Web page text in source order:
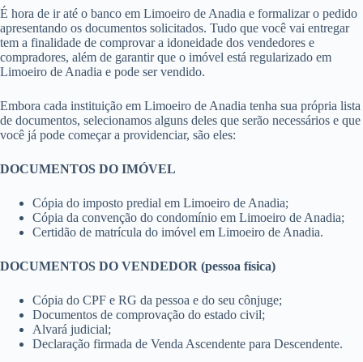
É hora de ir até o banco em Limoeiro de Anadia e formalizar o pedido
apresentando os documentos solicitados. Tudo que você vai entregar
tem a finalidade de comprovar a idoneidade dos vendedores e
compradores, além de garantir que o imóvel está regularizado em
Limoeiro de Anadia e pode ser vendido.
Embora cada instituição em Limoeiro de Anadia tenha sua própria lista
de documentos, selecionamos alguns deles que serão necessários e que
você já pode começar a providenciar, são eles:
DOCUMENTOS DO IMÓVEL
Cópia do imposto predial em Limoeiro de Anadia;
Cópia da convenção do condomínio em Limoeiro de Anadia;
Certidão de matrícula do imóvel em Limoeiro de Anadia.
DOCUMENTOS DO VENDEDOR (pessoa física)
Cópia do CPF e RG da pessoa e do seu cônjuge;
Documentos de comprovação do estado civil;
Alvará judicial;
Declaração firmada de Venda Ascendente para Descendente.